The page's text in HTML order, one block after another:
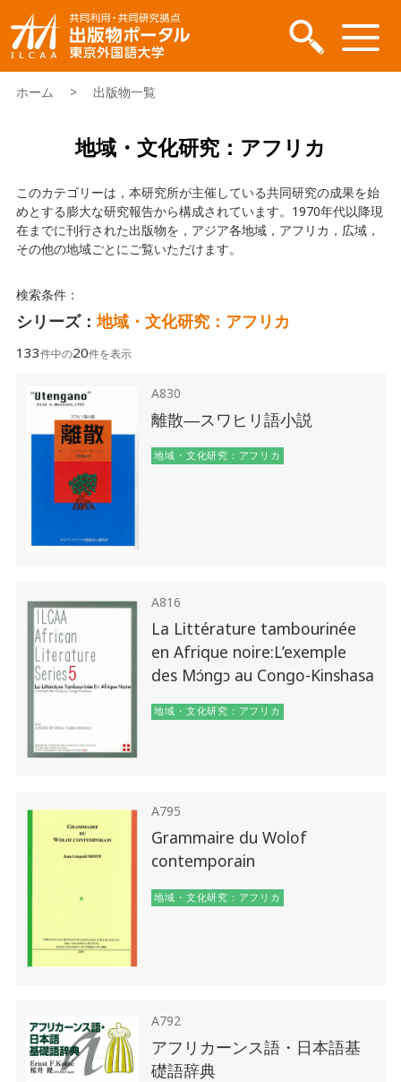
ホーム > 出版物一覧
地域・文化研究：アフリカ
このカテゴリーは，本研究所が主催している共同研究の成果を始
めとする膨大な研究報告から構成されています。1970年代以降現
在までに刊行された出版物を，アジア各地域，アフリカ，広域，
その他の地域ごとにご覧いただけます。
検索条件：
シリーズ：地域・文化研究：アフリカ
133件中の20件を表示
A830
離散―スワヒリ語小説
地域・文化研究：アフリカ
A816
La Littérature tambourinée
en Afrique noire:L’exemple
des Mɔ́ngɔ au Congo-Kinshasa
地域・文化研究：アフリカ
A795
Grammaire du Wolof
contemporain
地域・文化研究：アフリカ
A792
アフリカーンス語・日本語基
礎語辞典